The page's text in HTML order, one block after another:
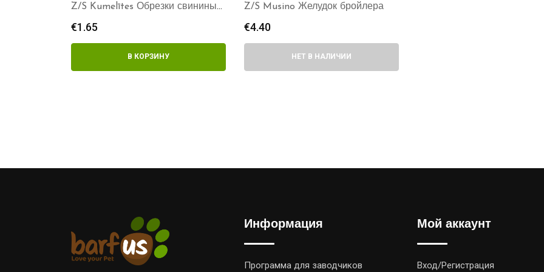
Z/S Kumelītes Обрезки свинины
€1.65
В КОРЗИНУ
Z/S Musino Желудок бройлера
€4.40
НЕТ В НАЛИЧИИ
Информация
Программа для заводчиков
Мой аккаунт
Вход/Регистрация